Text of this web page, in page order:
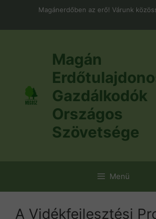
Magánerdőben az erő! Várunk
Magán
Gazdálkodók
Országos
Szövetsége
Menü
A Vidékfejlesztési